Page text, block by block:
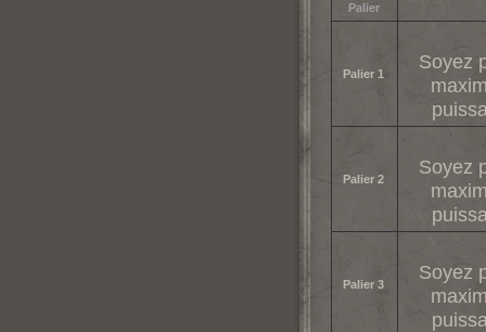
Palier
Palier 1
Soyez
Palier 2
Soyez
Palier 3
Soyez